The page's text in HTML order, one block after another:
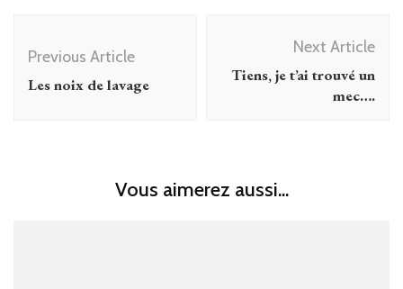
Navigation
Previous Article
Les noix de lavage
Next Article
Tiens, je t’ai trouvé un
mec….
Vous aimerez aussi...